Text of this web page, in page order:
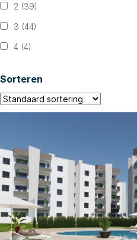
2 (39)
3 (44)
4 (4)
Sorteren